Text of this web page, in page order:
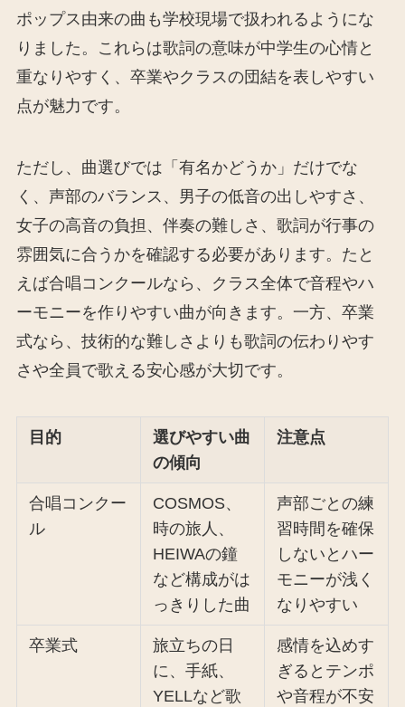
ポップス由来の曲も学校現場で扱われるようにな
りました。これらは歌詞の意味が中学生の心情と
重なりやすく、卒業やクラスの団結を表しやすい
点が魅力です。
ただし、曲選びでは「有名かどうか」だけでな
く、声部のバランス、男子の低音の出しやすさ、
女子の高音の負担、伴奏の難しさ、歌詞が行事の
雰囲気に合うかを確認する必要があります。たと
えば合唱コンクールなら、クラス全体で音程やハ
ーモニーを作りやすい曲が向きます。一方、卒業
式なら、技術的な難しさよりも歌詞の伝わりやす
さや全員で歌える安心感が大切です。
目的
選びやすい曲
の傾向
注意点
合唱コンクー
ル
COSMOS、
時の旅人、
HEIWAの鐘
など構成がは
っきりした曲
声部ごとの練
習時間を確保
しないとハー
モニーが浅く
なりやすい
卒業式
旅立ちの日
に、手紙、
YELLなど歌
感情を込めす
ぎるとテンポ
や音程が不安